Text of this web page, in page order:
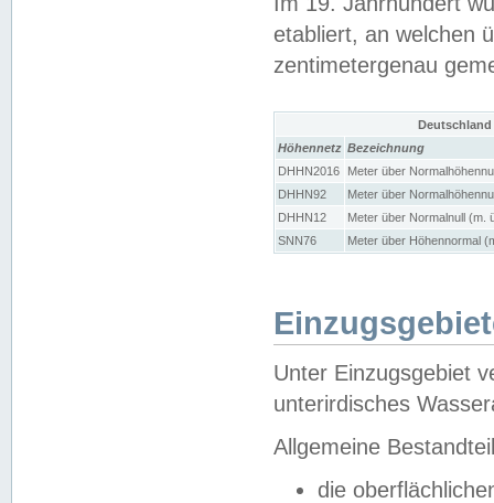
etabliert, an welchen
zentimetergenau
Höhennetz Bezeichnung
DHHN2016
Meter über
DHHN92
Meter über
DHHN12
Meter über Normalnull (m.
SNN76
Meter über Höhennormal
Unter Einzugsgebiet
unterirdisches
Allgemeine
die